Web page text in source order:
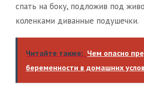
спать на боку, подложив под
коленками диванные подушечки.
Читайте также: Чем опасно
беременности в домашних